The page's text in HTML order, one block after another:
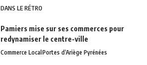
DANS LE RÉTRO
Pamiers mise sur ses commerces pour
redynamiser le centre-ville
Commerce LocalPortes d’Ariège Pyrénées